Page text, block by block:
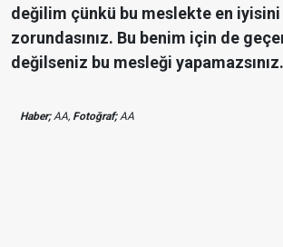
değilim çünkü bu meslekte en
zorundasınız. Bu benim için de
değilseniz bu mesleği
Haber;AA, Fotoğraf;AA